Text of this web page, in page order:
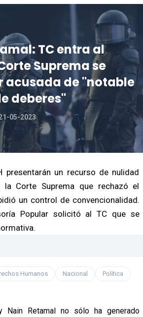
TC entra al
Suprema se
acusada de "notable
deberes"
05-2023
presentarán un recurso de nulidad
Corte Suprema que rechazó el
un control de convencionalidad.
Popular solicitó al TC que se
Humanos Nacional Política
Nain Retamal no sólo ha generado